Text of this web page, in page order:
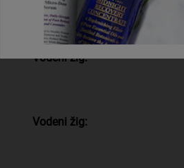
Vodeni žig:
Vodeni žig: